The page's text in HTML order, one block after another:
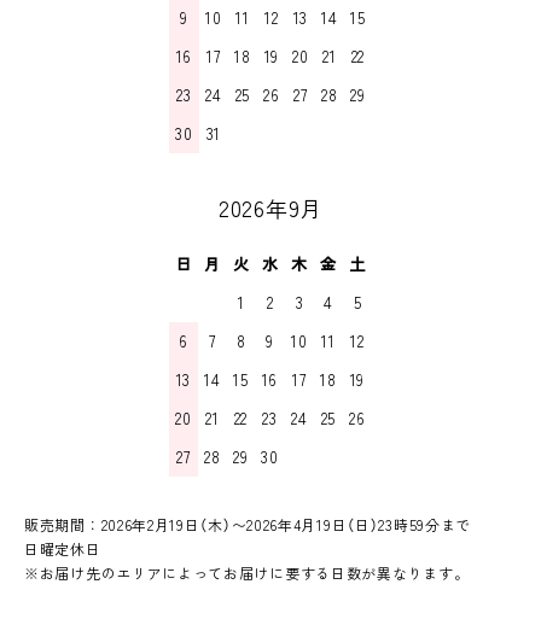
9
10 11 12 13 14 15
16
17 18 19 20 21
22
23
24 25 26 27 28
29
30
31
2026年9月
日 月 火 水 木 金 土
1
2 3 4
5
6
7 8 9 10 11
12
13
14 15 16 17 18
19
20
21 22 23 24 25
26
27
28 29 30
販売期間：2026年2月19日（木）〜2026年4月19日（日）23時59分まで
日曜定休日
※お届け先のエリアによってお届けに要する日数が異なります。